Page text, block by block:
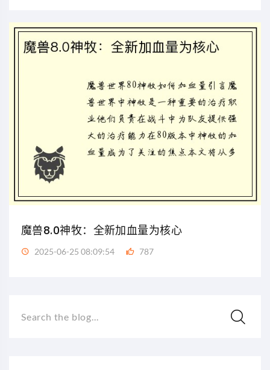
魔兽8.0神牧：全新加血量为核心
2025-06-25 08:09:54 787
Search the blog...